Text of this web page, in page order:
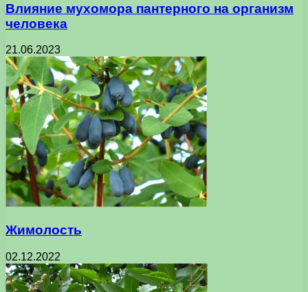
Влияние мухомора пантерного на организм
человека
21.06.2023
Жимолость
02.12.2022